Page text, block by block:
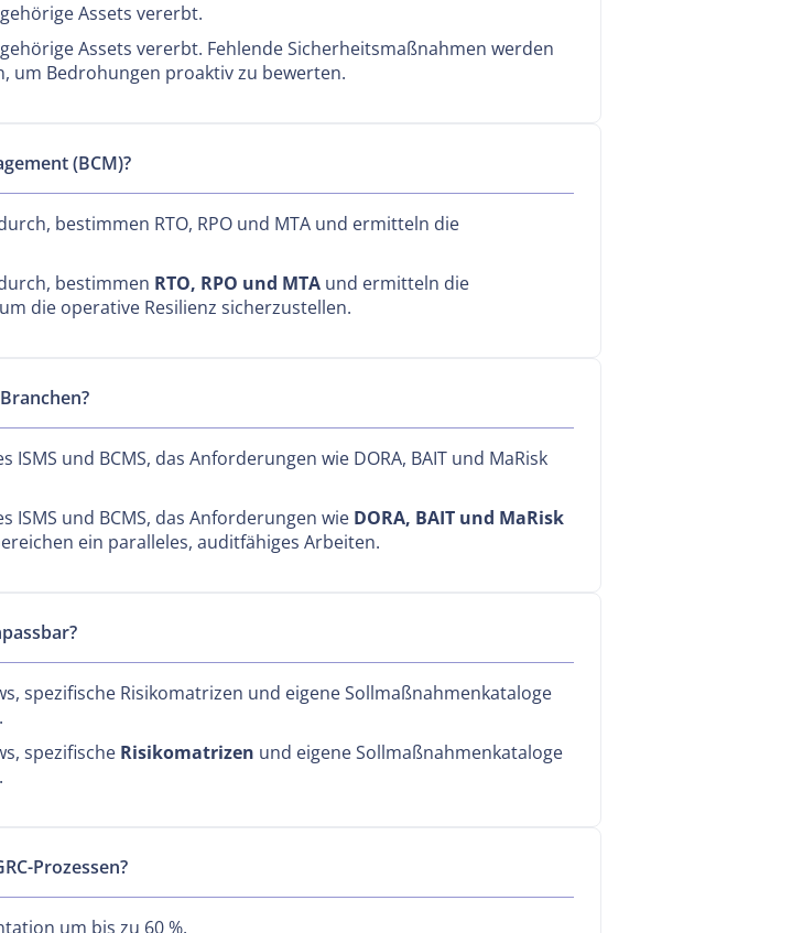
Assets vererbt.
Assets vererbt. Fehlende Sicherheitsmaßnahmen werden
um Bedrohungen proaktiv zu bewerten.
(BCM)?
bestimmen RTO, RPO und MTA und ermitteln die
bestimmen RTO, RPO und MTA und ermitteln die
die operative Resilienz sicherzustellen.
und BCMS, das Anforderungen wie DORA, BAIT und MaRisk
und BCMS, das Anforderungen wie DORA, BAIT und MaRisk
ein paralleles, auditfähiges Arbeiten.
spezifische Risikomatrizen und eigene Sollmaßnahmenkataloge
spezifische Risikomatrizen und eigene Sollmaßnahmenkataloge
Prozessen?
um bis zu 60 %.